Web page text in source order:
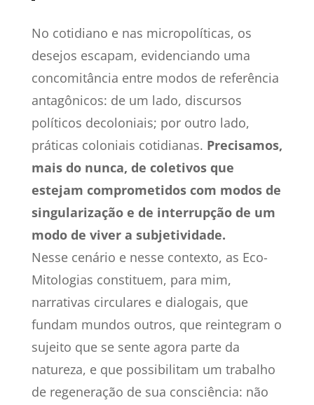
No cotidiano e nas micropolíticas, os
desejos escapam, evidenciando uma
concomitância entre modos de referência
antagônicos: de um lado, discursos
políticos decoloniais; por outro lado,
práticas coloniais cotidianas. Precisamos,
mais do nunca, de coletivos que
estejam comprometidos com modos de
singularização e de interrupção de um
modo de viver a subjetividade.
Nesse cenário e nesse contexto, as Eco-
Mitologias constituem, para mim,
narrativas circulares e dialogais, que
fundam mundos outros, que reintegram o
sujeito que se sente agora parte da
natureza, e que possibilitam um trabalho
de regeneração de sua consciência: não